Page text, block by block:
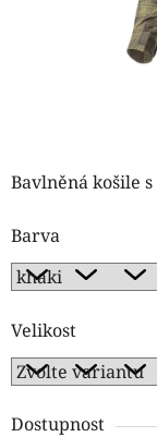
Bavlněná košile
Barva
Velikost
Dostupnost